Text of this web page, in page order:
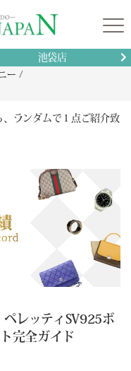
池袋店
ー
ランダムで１点ご紹介致
ペレッティSV925ボ
完全ガイド